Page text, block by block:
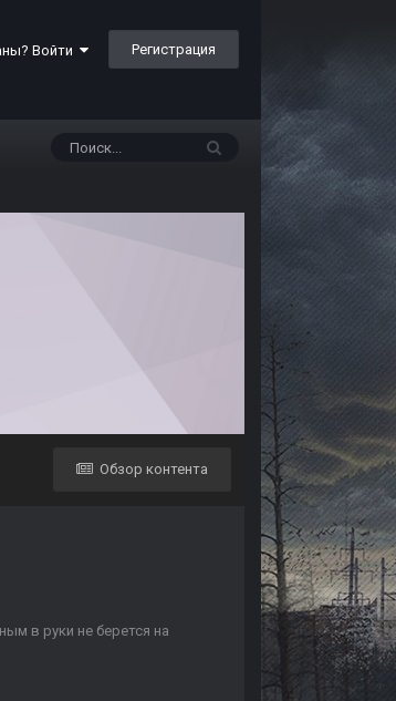
Войти Регистрация
Обзор контента
в руки не берется на